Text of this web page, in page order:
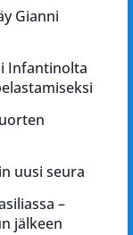
Gianni
Infantinolta
uusi seura
–
jälkeen